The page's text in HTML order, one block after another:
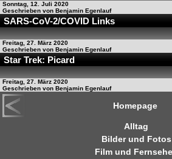
Sonntag, 12. Juli 2020
Geschrieben von Benjamin Egenlauf
SARS-CoV-2/COVID Links
Freitag, 27. März 2020
Geschrieben von Benjamin Egenlauf
Star Trek: Picard
Freitag, 27. März 2020
Geschrieben von Benjamin Egenlauf
Homepage
Alltag
Bilder und Fotos
Film und